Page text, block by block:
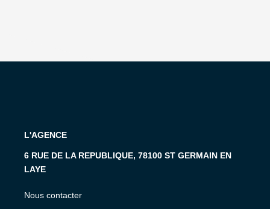
L'AGENCE
6 RUE DE LA REPUBLIQUE, 78100 ST GERMAIN EN
LAYE
Nous contacter